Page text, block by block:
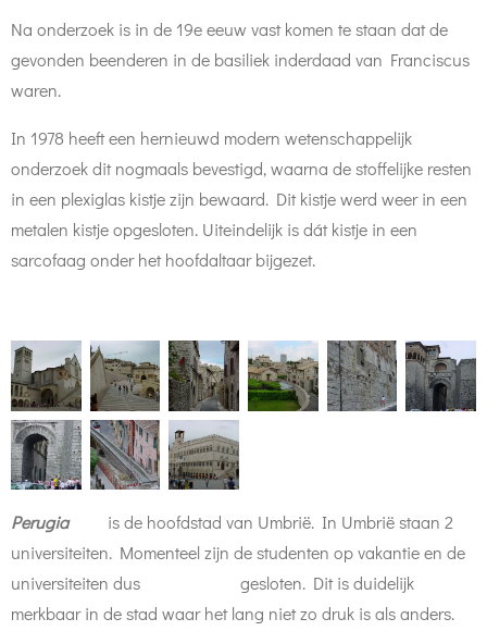
Na onderzoek is in de 19e eeuw vast komen te staan dat de
gevonden beenderen in de basiliek inderdaad van Franciscus
waren.
In 1978 heeft een hernieuwd modern wetenschappelijk
onderzoek dit nogmaals bevestigd, waarna de stoffelijke resten
in een plexiglas kistje zijn bewaard. Dit kistje werd weer in een
metalen kistje opgesloten. Uiteindelijk is dát kistje in een
sarcofaag onder het hoofdaltaar bijgezet.
Perugia
is de hoofdstad van Umbrië. In Umbrië staan 2
universiteiten. Momenteel zijn de studenten op vakantie en de
universiteiten dus gesloten. Dit is duidelijk
merkbaar in de stad waar het lang niet zo druk is als anders.